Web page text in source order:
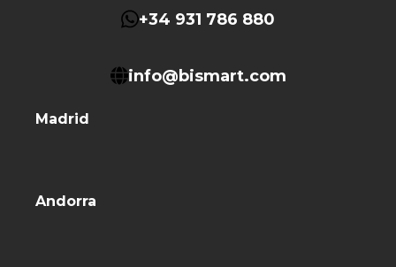
+34 931 786 880
info@bismart.com
Madrid
Andorra